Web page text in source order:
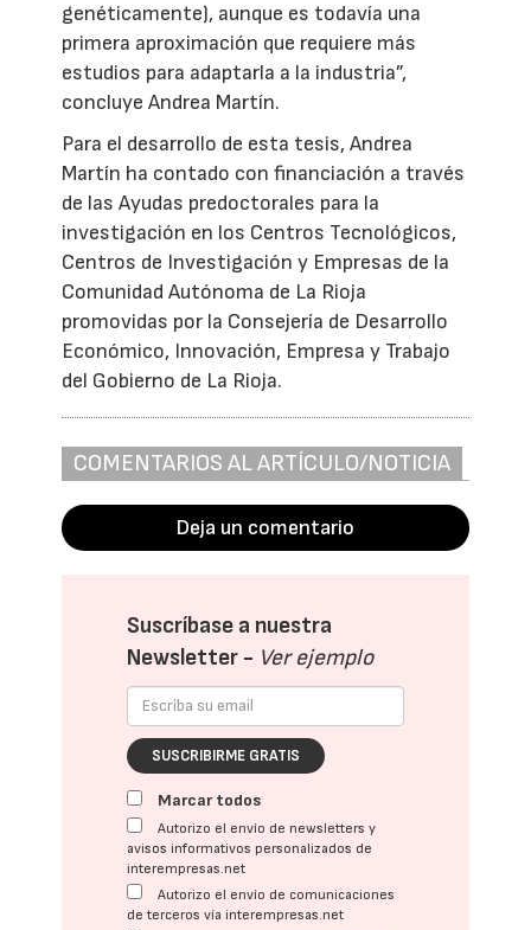
genéticamente), aunque es todavía una
primera aproximación que requiere más
estudios para adaptarla a la industria”,
concluye Andrea Martín.
Para el desarrollo de esta tesis, Andrea
Martín ha contado con financiación a través
de las Ayudas predoctorales para la
investigación en los Centros Tecnológicos,
Centros de Investigación y Empresas de la
Comunidad Autónoma de La Rioja
promovidas por la Consejería de Desarrollo
Económico, Innovación, Empresa y Trabajo
del Gobierno de La Rioja.
COMENTARIOS AL ARTÍCULO/NOTICIA
Deja un comentario
Suscríbase a nuestra
Newsletter - Ver ejemplo
SUSCRIBIRME GRATIS
Marcar todos
Autorizo el envío de newsletters y
avisos informativos personalizados de
interempresas.net
Autorizo el envío de comunicaciones
de terceros vía interempresas.net